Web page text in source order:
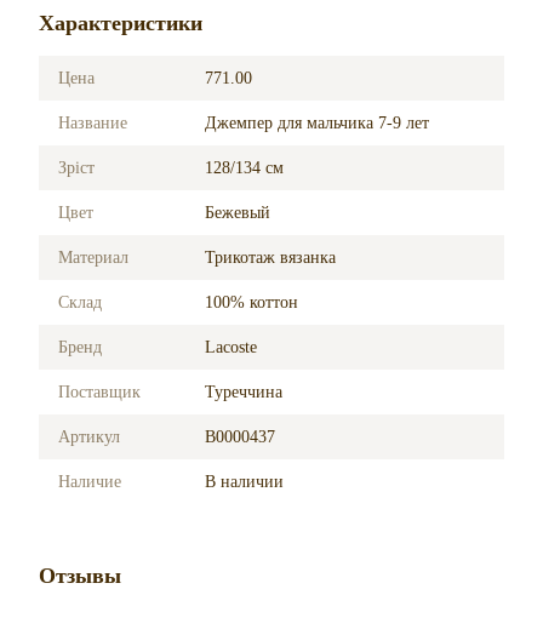
Характеристики
Цена 771.00
Название Джемпер для мальчика 7-9 лет
Зріст 128/134 см
Цвет Бежевый
Материал Трикотаж вязанка
Склад 100% коттон
Бренд Lacoste
Поставщик Туреччина
Артикул B0000437
Наличие В наличии
Отзывы